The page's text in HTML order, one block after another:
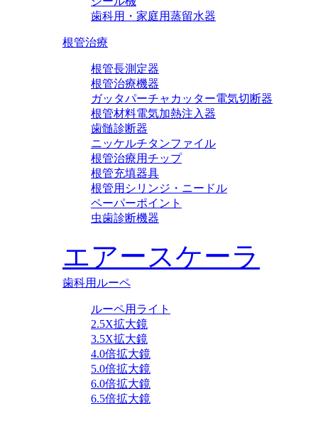
歯科用・家庭用蒸留水器
根管治療
根管長測定器
根管治療機器
ガッタパーチャカッター電気切断器
根管材料電気加熱注入器
歯髄診断器
ニッケルチタンファイル
根管治療用チップ
根管充填器具
根管用シリンジ・ニードル
ペーパーポイント
虫歯診断機器
エアースケーラ
歯科用ルーペ
ルーペ用ライト
2.5X拡大鏡
3.5X拡大鏡
4.0倍拡大鏡
5.0倍拡大鏡
6.0倍拡大鏡
6.5倍拡大鏡